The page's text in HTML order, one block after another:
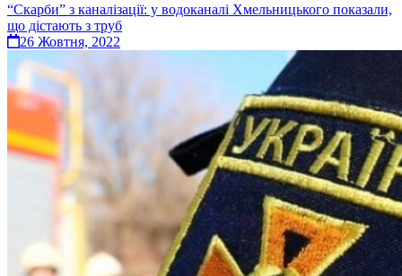
“Скарби” з каналізації: у водоканалі Хмельницького показали,
що дістають з труб
26 Жовтня, 2022